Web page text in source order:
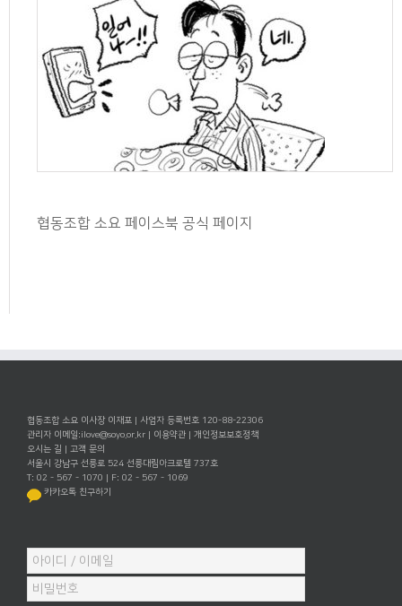
협동조합 소요 페이스북 공식 페이지
협동조합 소요 이사장 이재포 | 사업자 등록번호 120-88-22306
관리자 이메일:ilove@soyo.or.kr | 이용약관 | 개인정보보호정책
오시는 길 | 고객 문의
서울시 강남구 선릉로 524 선릉대림아크로텔 737호
T: 02 - 567 - 1070 | F: 02 - 567 - 1069
카카오톡 친구하기